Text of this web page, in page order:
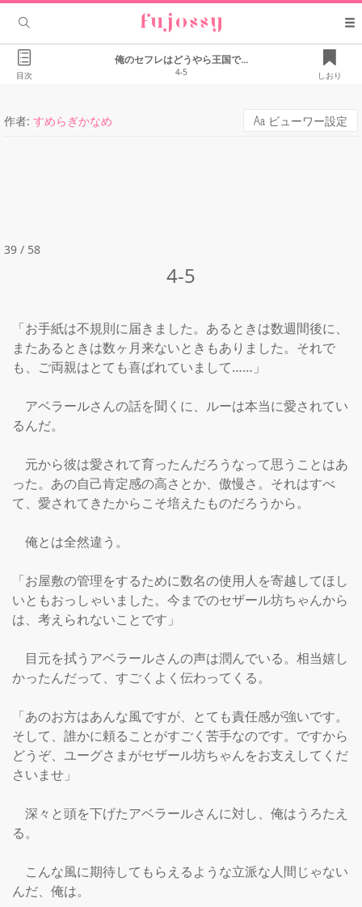
目次
俺のセフレはどうやら王国で...
4-5 しおり
作者: すめらぎかなめ ビューワー設定
39 / 58
4-5
「お手紙は不規則に届きました。あるときは数週間後に、
またあるときは数ヶ月来ないときもありました。それで
も、ご両親はとても喜ばれていまして……」
アベラールさんの話を聞くに、ルーは本当に愛されてい
るんだ。
元から彼は愛されて育ったんだろうなって思うことはあ
った。あの自己肯定感の高さとか、傲慢さ。それはすべ
て、愛されてきたからこそ培えたものだろうから。
俺とは全然違う。
「お屋敷の管理をするために数名の使用人を寄越してほし
いともおっしゃいました。今までのセザール坊ちゃんから
は、考えられないことです」
目元を拭うアベラールさんの声は潤んでいる。相当嬉し
かったんだって、すごくよく伝わってくる。
「あのお方はあんな風ですが、とても責任感が強いです。
そして、誰かに頼ることがすごく苦手なのです。ですから
どうぞ、ユーグさまがセザール坊ちゃんをお支えしてくだ
さいませ」
深々と頭を下げたアベラールさんに対し、俺はうろたえ
る。
こんな風に期待してもらえるような立派な人間じゃない
んだ、俺は。